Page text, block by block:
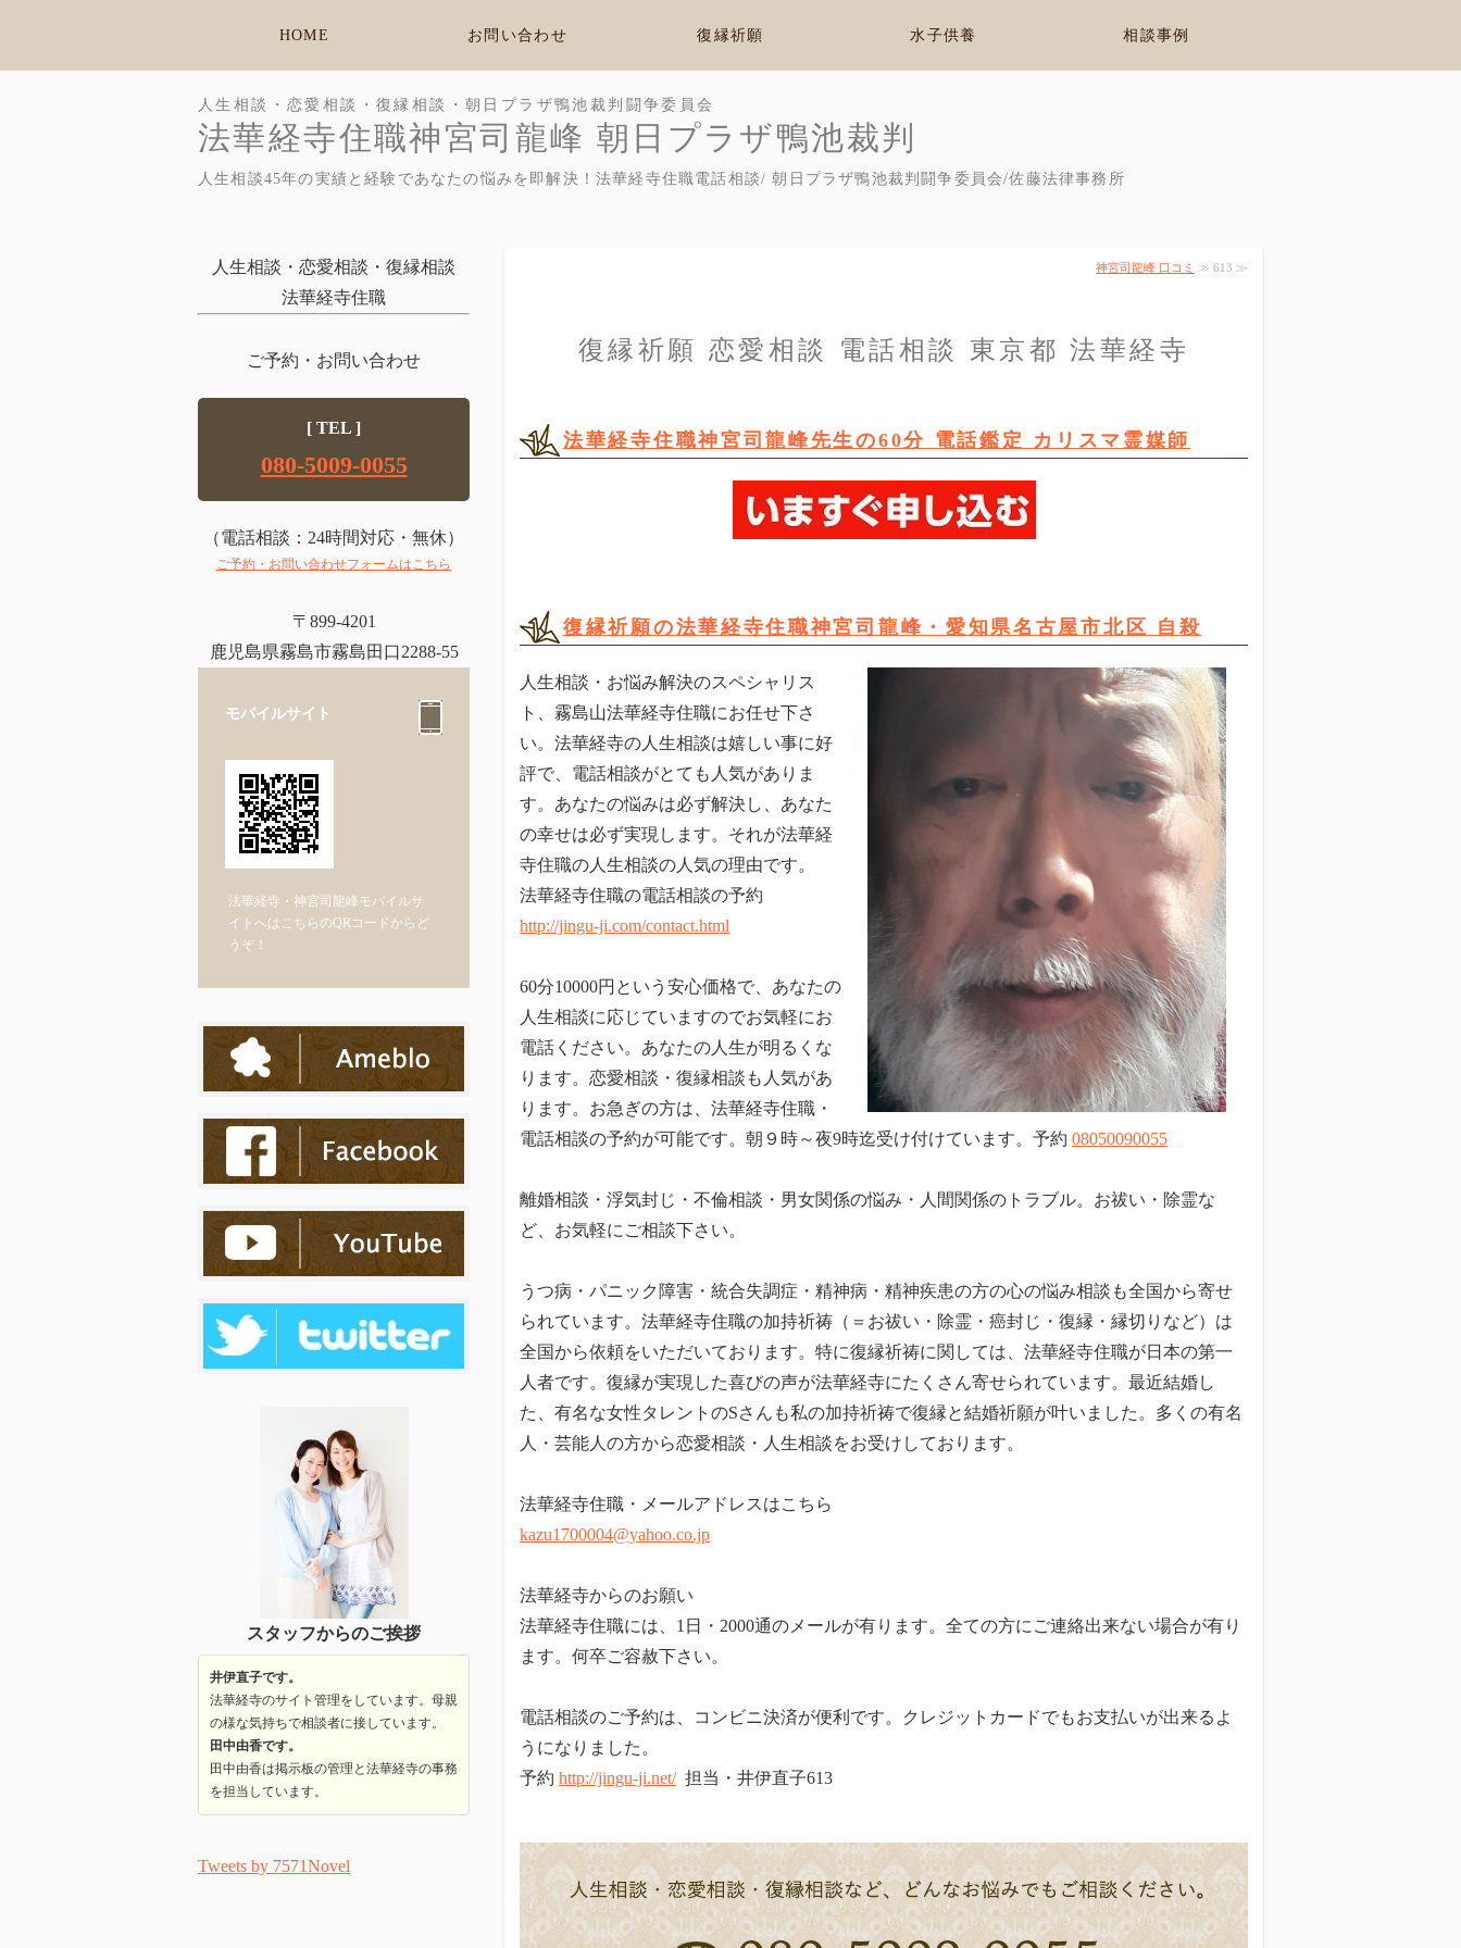
人生相談・恋愛相談・復縁相談・朝日プラザ鴨池裁判闘争委員会
法華経寺住職神宮司龍峰 朝日プラザ鴨池裁判
人生相談45年の実績と経験であなたの悩みを即解決！法華経寺住職電話相談/ 朝日プラザ鴨池裁判闘争委員会/佐藤法律事務所
HOME お問い合わせ 復縁祈願 水子供養 相談事例
神宮司龍峰 口コミ ≫ 613 ≫
復縁祈願 恋愛相談 電話相談 東京都 法華経寺
法華経寺住職神宮司龍峰先生の60分 電話鑑定 カリスマ霊媒師
復縁祈願の法華経寺住職神宮司龍峰・愛知県名古屋市北区 自殺
人生相談・お悩み解決のスペシャリス
ト、霧島山法華経寺住職にお任せ下さ
い。法華経寺の人生相談は嬉しい事に好
評で、電話相談がとても人気がありま
す。あなたの悩みは必ず解決し、あなた
の幸せは必ず実現します。それが法華経
寺住職の人生相談の人気の理由です。
法華経寺住職の電話相談の予約
http://jingu-ji.com/contact.html
60分10000円という安心価格で、あなたの
人生相談に応じていますのでお気軽にお
電話ください。あなたの人生が明るくな
ります。恋愛相談・復縁相談も人気があ
ります。お急ぎの方は、法華経寺住職・
電話相談の予約が可能です。朝９時～夜9時迄受け付けています。予約 08050090055
離婚相談・浮気封じ・不倫相談・男女関係の悩み・人間関係のトラブル。お祓い・除霊な
ど、お気軽にご相談下さい。
うつ病・パニック障害・統合失調症・精神病・精神疾患の方の心の悩み相談も全国から寄せ
られています。法華経寺住職の加持祈祷（＝お祓い・除霊・癌封じ・復縁・縁切りなど）は
全国から依頼をいただいております。特に復縁祈祷に関しては、法華経寺住職が日本の第一
人者です。復縁が実現した喜びの声が法華経寺にたくさん寄せられています。最近結婚し
た、有名な女性タレントのSさんも私の加持祈祷で復縁と結婚祈願が叶いました。多くの有名
人・芸能人の方から恋愛相談・人生相談をお受けしております。
法華経寺住職・メールアドレスはこちら
kazu1700004@yahoo.co.jp
法華経寺からのお願い
法華経寺住職には、1日・2000通のメールが有ります。全ての方にご連絡出来ない場合が有り
ます。何卒ご容赦下さい。
電話相談のご予約は、コンビニ決済が便利です。クレジットカードでもお支払いが出来るよ
うになりました。
予約 http://jingu-ji.net/担当・井伊直子613
人生相談・恋愛相談・復縁相談
法華経寺住職
ご予約・お問い合わせ
[ TEL ]
080-5009-0055
（電話相談：24時間対応・無休）
ご予約・お問い合わせフォームはこちら
〒899-4201
鹿児島県霧島市霧島田口2288-55
モバイルサイト
法華経寺・神宮司龍峰モバイルサ
イトへはこちらのQRコードからど
うぞ！
スタッフからのご挨拶
井伊直子です。
法華経寺のサイト管理をしています。母親
の様な気持ちで相談者に接しています。
田中由香です。
田中由香は掲示板の管理と法華経寺の事務
を担当しています。
Tweets by 7571Novel